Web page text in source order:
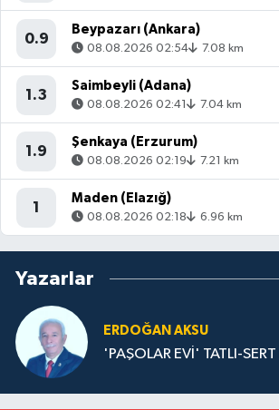
0.9
Beypazarı (Ankara)
08.08.2026 02:54 7.08 km
1.3
Saimbeyli (Adana)
08.08.2026 02:41 7.04 km
1.9
Şenkaya (Erzurum)
08.08.2026 02:19 7.21 km
1
Maden (Elazığ)
08.08.2026 02:18 6.96 km
Yazarlar
ERDOĞAN AKSU
'PAŞOLAR EVİ' TATLI-